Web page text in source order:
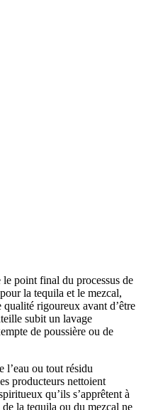
le point final du processus de
la tequila et le mezcal,
rigoureux avant d’être
subit un lavage
de poussière ou de
l’eau ou tout résidu
producteurs nettoient
qu’ils s’apprêtent à
la tequila ou du mezcal ne